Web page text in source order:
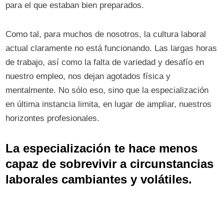
para el que estaban bien preparados.
Como tal, para muchos de nosotros, la cultura laboral
actual claramente no está funcionando. Las largas horas
de trabajo, así como la falta de variedad y desafío en
nuestro empleo, nos dejan agotados física y
mentalmente. No sólo eso, sino que la especialización
en última instancia limita, en lugar de ampliar, nuestros
horizontes profesionales.
La especialización te hace menos
capaz de sobrevivir a circunstancias
laborales cambiantes y volátiles.